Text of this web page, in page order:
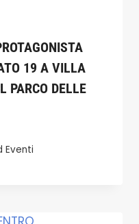
19 A VILLA
PARCO DELLE
Eventi